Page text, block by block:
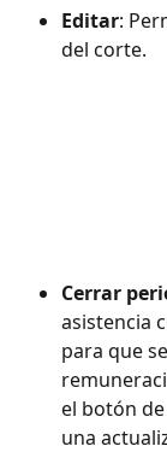
Editar:
del corte.
Cerrar
asistencia
para que
el botón de
una